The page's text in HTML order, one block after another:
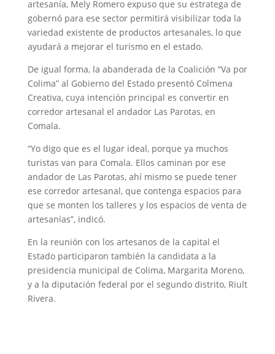
artesanía, Mely Romero expuso que su estratega de
gobernó para ese sector permitirá visibilizar toda la
variedad existente de productos artesanales, lo que
ayudará a mejorar el turismo en el estado.
De igual forma, la abanderada de la Coalición “Va por
Colima” al Gobierno del Estado presentó Colmena
Creativa, cuya intención principal es convertir en
corredor artesanal el andador Las Parotas, en
Comala.
“Yo digo que es el lugar ideal, porque ya muchos
turistas van para Comala. Ellos caminan por ese
andador de Las Parotas, ahí mismo se puede tener
ese corredor artesanal, que contenga espacios para
que se monten los talleres y los espacios de venta de
artesanías”, indicó.
En la reunión con los artesanos de la capital el
Estado participaron también la candidata a la
presidencia municipal de Colima, Margarita Moreno,
y a la diputación federal por el segundo distrito, Riult
Rivera.